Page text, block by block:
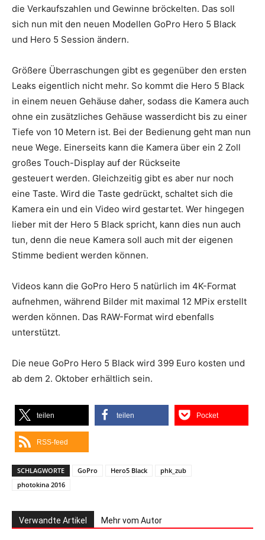
die Verkaufszahlen und Gewinne bröckelten. Das soll
sich nun mit den neuen Modellen GoPro Hero 5 Black
und Hero 5 Session ändern.
Größere Überraschungen gibt es gegenüber den ersten
Leaks eigentlich nicht mehr. So kommt die Hero 5 Black
in einem neuen Gehäuse daher, sodass die Kamera auch
ohne ein zusätzliches Gehäuse wasserdicht bis zu einer
Tiefe von 10 Metern ist. Bei der Bedienung geht man nun
neue Wege. Einerseits kann die Kamera über ein 2 Zoll
großes Touch-Display auf der Rückseite
gesteuert werden. Gleichzeitig gibt es aber nur noch
eine Taste. Wird die Taste gedrückt, schaltet sich die
Kamera ein und ein Video wird gestartet. Wer hingegen
lieber mit der Hero 5 Black spricht, kann dies nun auch
tun, denn die neue Kamera soll auch mit der eigenen
Stimme bedient werden können.
Videos kann die GoPro Hero 5 natürlich im 4K-Format
aufnehmen, während Bilder mit maximal 12 MPix erstellt
werden können. Das RAW-Format wird ebenfalls
unterstützt.
Die neue GoPro Hero 5 Black wird 399 Euro kosten und
ab dem 2. Oktober erhältlich sein.
teilen teilen Pocket
RSS-feed
SCHLAGWORTE GoPro Hero5 Black
phk_zub
photokina 2016
Verwandte Artikel Mehr vom Autor